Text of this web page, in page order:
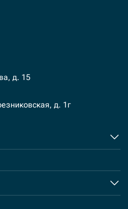
д. 15
д. 1г